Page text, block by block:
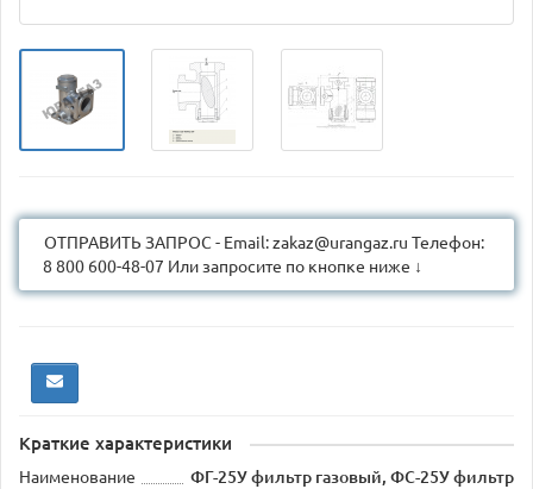
ОТПРАВИТЬ ЗАПРОС - Email: zakaz@urangaz.ru Телефон:
8 800 600-48-07 Или запросите по кнопке ниже ↓
Краткие характеристики
Наименование
ФГ-25У фильтр газовый, ФС-25У фильтр